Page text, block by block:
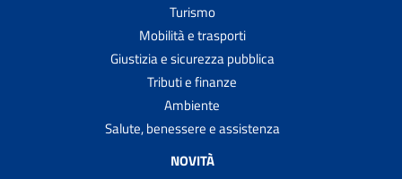
Turismo
Mobilità e trasporti
Giustizia e sicurezza pubblica
Tributi e finanze
Ambiente
Salute, benessere e assistenza
NOVITÀ